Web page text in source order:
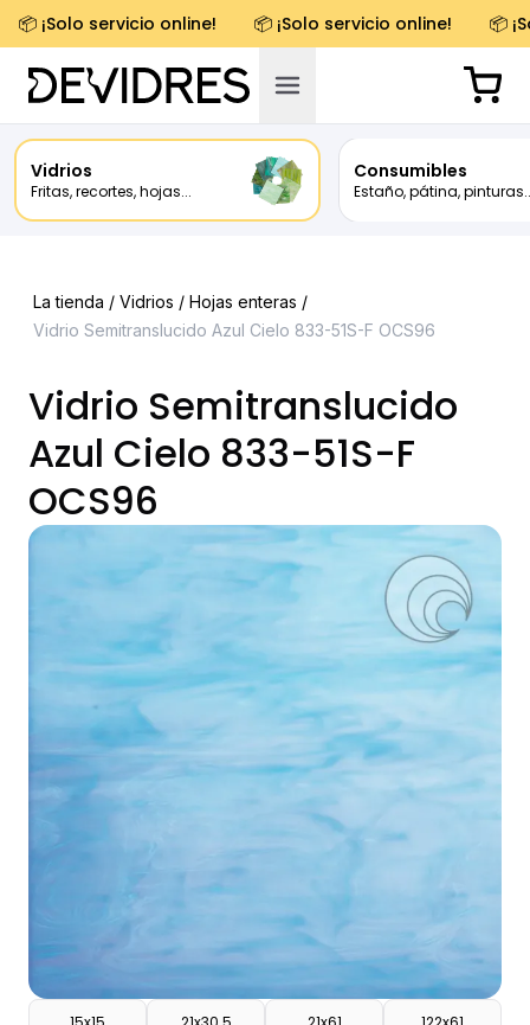
📦 ¡Solo servicio online! 📦 ¡Solo servicio online! 📦
Vidrios
Fritas, recortes, hojas...
Consumibles
Estaño, pátina,
La tienda / Vidrios / Hojas enteras /
Vidrio Semitranslucido Azul Cielo 833-51S-F OCS96
Vidrio Semitranslucido
Azul Cielo 833-51S-F
OCS96